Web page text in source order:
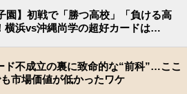
園】初戦で「勝つ高校」「負ける高
横浜vs沖縄尚学の超好カードは…
ド不成立の裏に致命的な“前科”…ここ
市場価値が低かったワケ